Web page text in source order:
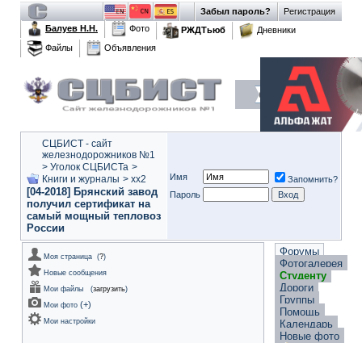
Регистрация
Забыл пароль?
Балуев Н.Н.
Фото РЖДТьюб
Дневники
Файлы
Объявления
СЦБИСТ - сайт
железнодорожников №1
> Уголок СЦБИСТа >
Книги и журналы > xx2
[04-2018] Брянский завод
получил сертификат на
самый мощный тепловоз
России
Имя
Запомнить?
Пароль
Моя страница (?)
Новые сообщения
Мои файлы
(загрузить)
Мои фото (+)
Мои настройки
Форумы
Фотогалерея
Студенту
Дороги
Группы
Помощь
Календарь
Новые фото